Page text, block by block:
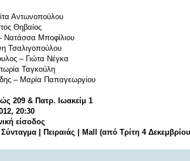
Αντωνοπούλου
Θηβαίος
Νατάσσα Μποφίλιου
Τσαλιγοπούλου
– Γιώτα Νέγκα
Ταγκούλη
– Μαρία Παπαγεωργίου
209 & Πατρ. Ιωακείμ 1
, 20:30
είσοδος
| Πειραιάς | Mall (από Τρίτη 4